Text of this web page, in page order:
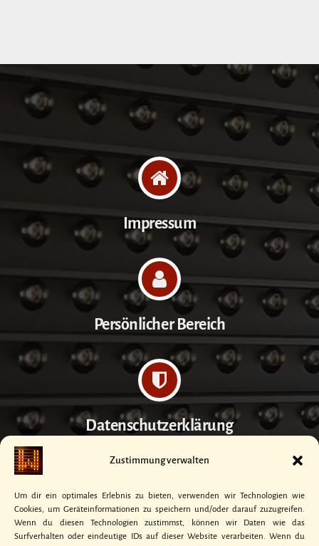
Zustimmung verwalten
Um dir ein optimales Erlebnis zu bieten, verwenden wir Technologien wie
Cookies, um Geräteinformationen zu speichern und/oder darauf zuzugreifen.
Wenn du diesen Technologien zustimmst, können wir Daten wie das
Surfverhalten oder eindeutige IDs auf dieser Website verarbeiten. Wenn du
Impressum
Persönlicher Bereich
Datenschutzerklärung
Kontakt